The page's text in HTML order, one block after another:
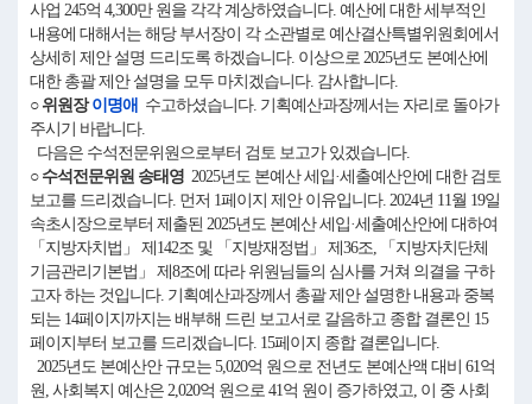
사업 245억 4,300만 원을 각각 계상하였습니다. 예산에 대한 세부적인
내용에 대해서는 해당 부서장이 각 소관별로 예산결산특별위원회에서
상세히 제안 설명 드리도록 하겠습니다. 이상으로 2025년도 본예산에
대한 총괄 제안 설명을 모두 마치겠습니다. 감사합니다.
○ 위원장이명애 수고하셨습니다. 기획예산과장께서는 자리로 돌아가
주시기 바랍니다.
다음은 수석전문위원으로부터 검토 보고가 있겠습니다.
○ 수석전문위원 송태영 2025년도 본예산 세입·세출예산안에 대한 검토
보고를 드리겠습니다. 먼저 1페이지 제안 이유입니다. 2024년 11월 19일
속초시장으로부터 제출된 2025년도 본예산 세입·세출예산안에 대하여
「지방자치법」 제142조 및 「지방재정법」 제36조, 「지방자치단체
기금관리기본법」 제8조에 따라 위원님들의 심사를 거쳐 의결을 구하
고자 하는 것입니다. 기획예산과장께서 총괄 제안 설명한 내용과 중복
되는 14페이지까지는 배부해 드린 보고서로 갈음하고 종합 결론인 15
페이지부터 보고를 드리겠습니다. 15페이지 종합 결론입니다.
2025년도 본예산안 규모는 5,020억 원으로 전년도 본예산액 대비 61억
원, 사회복지 예산은 2,020억 원으로 41억 원이 증가하였고, 이 중 사회